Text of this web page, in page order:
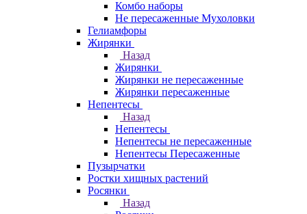
Комбо наборы
Не пересаженные Мухоловки
Гелиамфоры
Жирянки
Назад
Жирянки
Жирянки не пересаженные
Жирянки пересаженные
Непентесы
Назад
Непентесы
Непентесы не пересаженные
Непентесы Пересаженные
Пузырчатки
Ростки хищных растений
Росянки
Назад